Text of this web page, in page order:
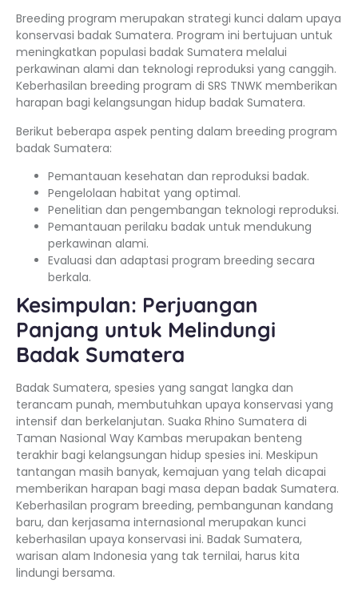
Breeding program merupakan strategi kunci dalam upaya
konservasi badak Sumatera. Program ini bertujuan untuk
meningkatkan populasi badak Sumatera melalui
perkawinan alami dan teknologi reproduksi yang canggih.
Keberhasilan breeding program di SRS TNWK memberikan
harapan bagi kelangsungan hidup badak Sumatera.
Berikut beberapa aspek penting dalam breeding program
badak Sumatera:
Pemantauan kesehatan dan reproduksi badak.
Pengelolaan habitat yang optimal.
Penelitian dan pengembangan teknologi reproduksi.
Pemantauan perilaku badak untuk mendukung
perkawinan alami.
Evaluasi dan adaptasi program breeding secara
berkala.
Kesimpulan: Perjuangan
Panjang untuk Melindungi
Badak Sumatera
Badak Sumatera, spesies yang sangat langka dan
terancam punah, membutuhkan upaya konservasi yang
intensif dan berkelanjutan. Suaka Rhino Sumatera di
Taman Nasional Way Kambas merupakan benteng
terakhir bagi kelangsungan hidup spesies ini. Meskipun
tantangan masih banyak, kemajuan yang telah dicapai
memberikan harapan bagi masa depan badak Sumatera.
Keberhasilan program breeding, pembangunan kandang
baru, dan kerjasama internasional merupakan kunci
keberhasilan upaya konservasi ini. Badak Sumatera,
warisan alam Indonesia yang tak ternilai, harus kita
lindungi bersama.